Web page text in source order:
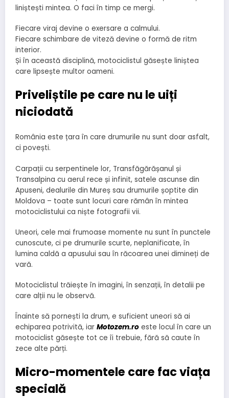
liniștești mintea. O faci în timp ce mergi.
Fiecare viraj devine o exersare a calmului.
Fiecare schimbare de viteză devine o formă de ritm
interior.
Și în această disciplină, motociclistul găsește liniștea
care lipsește multor oameni.
Priveliștile pe care nu le uiți
niciodată
România este țara în care drumurile nu sunt doar asfalt,
ci povești.
Carpații cu serpentinele lor, Transfăgărășanul și
Transalpina cu aerul rece și infinit, satele ascunse din
Apuseni, dealurile din Mureș sau drumurile șoptite din
Moldova – toate sunt locuri care rămân în mintea
motociclistului ca niște fotografii vii.
Uneori, cele mai frumoase momente nu sunt în punctele
cunoscute, ci pe drumurile scurte, neplanificate, în
lumina caldă a apusului sau în răcoarea unei dimineți de
vară.
Motociclistul trăiește în imagini, în senzații, în detalii pe
care alții nu le observă.
Înainte să pornești la drum, e suficient uneori să ai
echiparea potrivită, iar Motozem.ro este locul în care un
motociclist găsește tot ce îi trebuie, fără să caute în
zece alte părți.
Micro-momentele care fac viața
specială